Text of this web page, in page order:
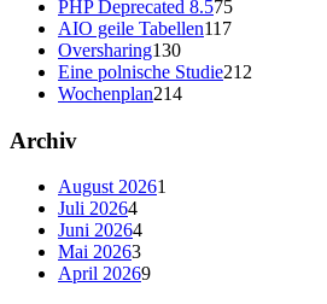
PHP Deprecated 8.575
AIO geile Tabellen117
Oversharing130
Eine polnische Studie212
Wochenplan214
Archiv
August 20261
Juli 20264
Juni 20264
Mai 20263
April 20269